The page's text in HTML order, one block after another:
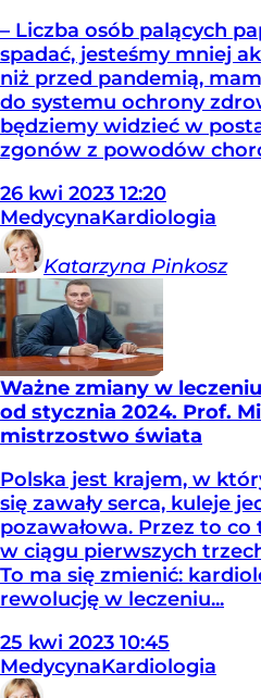
– Liczba osób palących
spadać, jesteśmy mniej
niż przed pandemią,
do systemu ochrony
będziemy widzieć w
zgonów z powodów
26 kwi 2023 12:20
MedycynaKardiologia
Katarzyna Pinkosz
Ważne zmiany w
od stycznia 2024. Prof.
mistrzostwo świata
Polska jest krajem, w
się zawały serca, kuleje
pozawałowa. Przez to
w ciągu pierwszych
To ma się zmienić:
rewolucję w leczeniu...
25 kwi 2023 10:45
MedycynaKardiologia